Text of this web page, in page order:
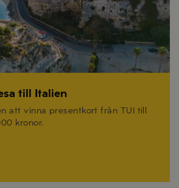
till Italien
att vinna presentkort från TUI till
kronor.